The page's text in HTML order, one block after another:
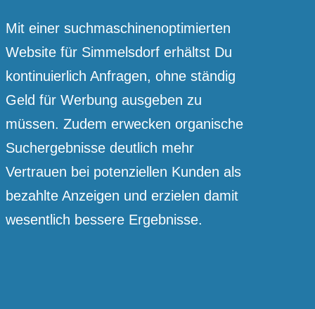
Mit einer suchmaschinen­optimierten
Website für Simmelsdorf erhältst Du
kontinuierlich Anfragen, ohne ständig
Geld für Werbung ausgeben zu
müssen. Zudem erwecken organische
Suchergebnisse deutlich mehr
Vertrauen bei potenziellen Kunden als
bezahlte Anzeigen und erzielen damit
wesentlich bessere Ergebnisse.